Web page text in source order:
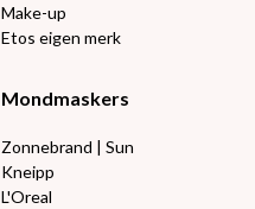
Make-up
Etos eigen merk
Mondmaskers
Zonnebrand | Sun
Kneipp
L'Oreal